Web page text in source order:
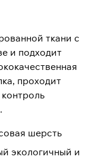
ткани с
и подходит
проходит
шерсть
экологичный и